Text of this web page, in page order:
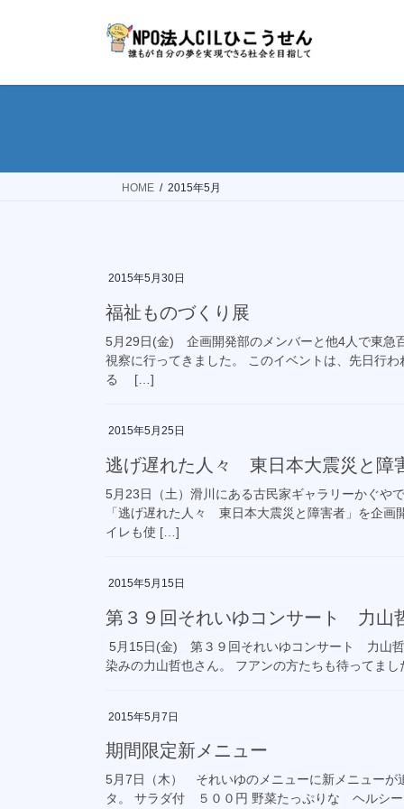
HOME 2015年5月
2015年5月30日
福祉ものづくり展
5月29日(金) 企画開発部のメンバーと他4人で東急
視察に行ってきました。 このイベントは、先日行
る […]
2015年5月25日
逃げ遅れた人々 東日本大震災と障
5月23日（土）滑川にある古民家ギャラリーかぐや
「逃げ遅れた人々 東日本大震災と障害者」を企画
イレも使 […]
2015年5月15日
第３９回それいゆコンサート 力山
5月15日(金) 第３９回それいゆコンサート 力山哲
染みの力山哲也さん。 フアンの方たちも待ってま
2015年5月7日
期間限定新メニュー
5月7日（木） それいゆのメニューに新メニュー
タ。 サラダ付 ５００円 野菜たっぷりな ヘルシー